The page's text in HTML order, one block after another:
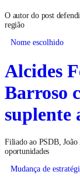
O autor do post
região
Nome escolhido
Alcides
Barroso
suplente
Filiado ao PSDB,
oportunidades
Mudança de